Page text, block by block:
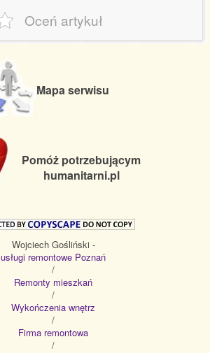
Oceń artykuł
Mapa serwisu
Pomóż potrzebującym
humanitarni.pl
Wojciech Gośliński -
usługi remontowe Poznań
/
Remonty mieszkań
/
Wykończenia wnętrz
/
Firma remontowa
/